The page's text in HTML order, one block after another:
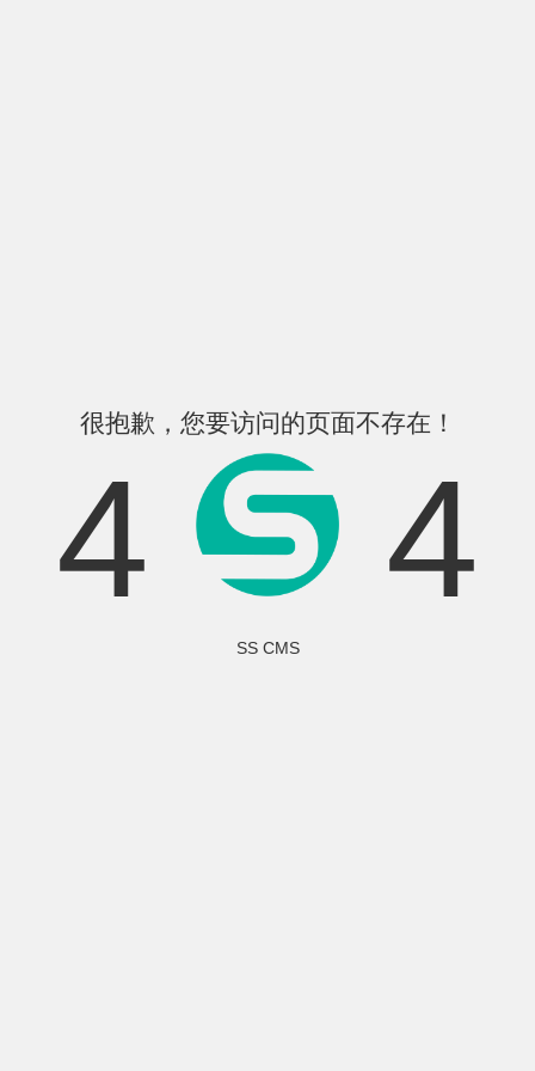
很抱歉，您要访问的页面不存在！
4 4
SS CMS